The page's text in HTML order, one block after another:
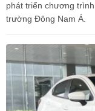
phát triển chương
trường Đông Nam Á.